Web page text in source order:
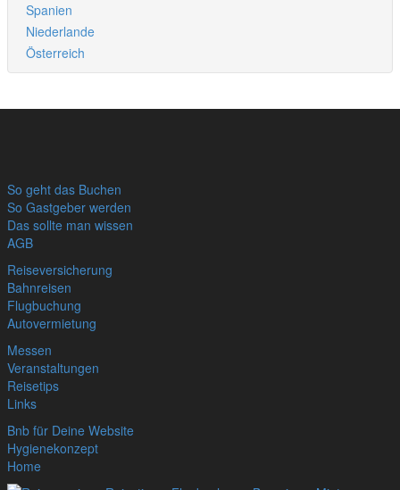
Spanien
Niederlande
Österreich
So geht das Buchen
So Gastgeber werden
Das sollte man wissen
AGB
Reiseversicherung
Bahnreisen
Flugbuchung
Autovermietung
Messen
Veranstaltungen
Reisetips
Links
Bnb für Deine Website
Hygienekonzept
Home